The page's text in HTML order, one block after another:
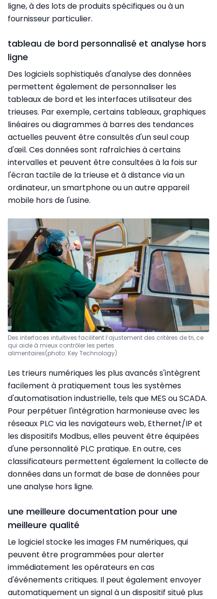
ligne, à des lots de produits spécifiques ou à un
fournisseur particulier.
tableau de bord personnalisé et analyse hors
ligne
Des logiciels sophistiqués d'analyse des données
permettent également de personnaliser les
tableaux de bord et les interfaces utilisateur des
trieuses. Par exemple, certains tableaux, graphiques
linéaires ou diagrammes à barres des tendances
actuelles peuvent être consultés d'un seul coup
d'œil. Ces données sont rafraîchies à certains
intervalles et peuvent être consultées à la fois sur
l'écran tactile de la trieuse et à distance via un
ordinateur, un smartphone ou un autre appareil
mobile hors de l'usine.
Des interfaces intuitives facilitent l’ajustement des critères de tri, ce
qui aide à mieux contrôler les pertes
alimentaires(photo: Key Technology)
Les trieurs numériques les plus avancés s'intègrent
facilement à pratiquement tous les systèmes
d'automatisation industrielle, tels que MES ou SCADA.
Pour perpétuer l'intégration harmonieuse avec les
réseaux PLC via les navigateurs web, Ethernet/IP et
les dispositifs Modbus, elles peuvent être équipées
d'une personnalité PLC pratique. En outre, ces
classificateurs permettent également la collecte de
données dans un format de base de données pour
une analyse hors ligne.
une meilleure documentation pour une
meilleure qualité
Le logiciel stocke les images FM numériques, qui
peuvent être programmées pour alerter
immédiatement les opérateurs en cas
d'événements critiques. Il peut également envoyer
automatiquement un signal à un dispositif situé plus